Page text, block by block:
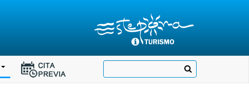
página
Buscar
Ir
a